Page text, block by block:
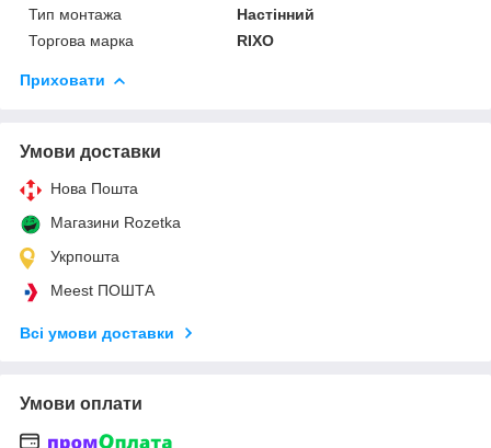
Тип монтажа
Настінний
Торгова марка
RIXO
Приховати
Умови доставки
Нова Пошта
Магазини Rozetka
Укрпошта
Meest ПОШТА
Всі умови доставки
Умови оплати